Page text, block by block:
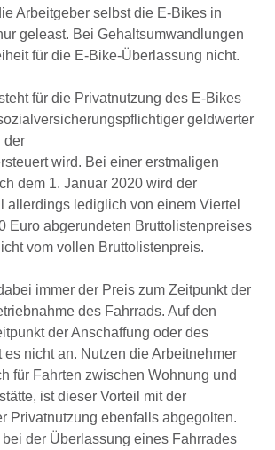
Arbeitgeber selbst die E-Bikes in
geleast. Bei Gehaltsumwandlungen
für die E-Bike-Überlassung nicht.
für die Privatnutzung des E-Bikes
geldwerter
der
wird. Bei einer erstmaligen
dem 1. Januar 2020 wird der
allerdings lediglich von einem Viertel
Euro abgerundeten Bruttolistenpreises
vom vollen Bruttolistenpreis.
immer der Preis zum Zeitpunkt der
des Fahrrads. Auf den
der Anschaffung oder des
es nicht an. Nutzen die Arbeitnehmer
für Fahrten zwischen Wohnung und
ist dieser Vorteil mit der
Privatnutzung ebenfalls abgegolten.
der Überlassung eines Fahrrades